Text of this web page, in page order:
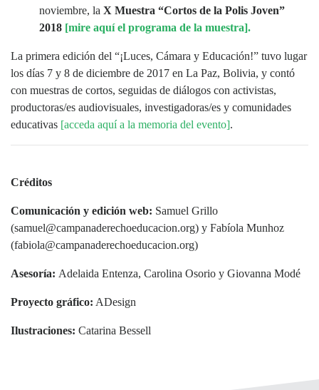
noviembre, la X Muestra “Cortos de la Polis Joven”
2018 [mire aquí el programa de la muestra].
La primera edición del “¡Luces, Cámara y Educación!” tuvo lugar
los días 7 y 8 de diciembre de 2017 en La Paz, Bolivia, y contó
con muestras de cortos, seguidas de diálogos con activistas,
productoras/es audiovisuales, investigadoras/es y comunidades
educativas [acceda aquí a la memoria del evento].
Créditos
Comunicación y edición web: Samuel Grillo
(samuel@campanaderechoeducacion.org) y Fabíola Munhoz
(fabiola@campanaderechoeducacion.org)
Asesoría: Adelaida Entenza, Carolina Osorio y Giovanna Modé
Proyecto gráfico: ADesign
Ilustraciones: Catarina Bessell